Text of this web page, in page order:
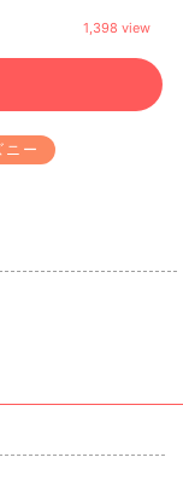
1,398 view
ー